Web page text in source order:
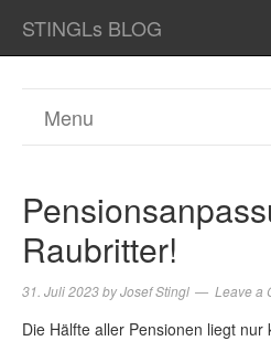
STINGLs BLOG
Menu
Raubritter!
31. Juli 2023byJosef Stingl Leave a
Die Hälfte aller Pensionen liegt nur